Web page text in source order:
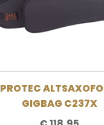
PROTEC
GIGBAG C237X